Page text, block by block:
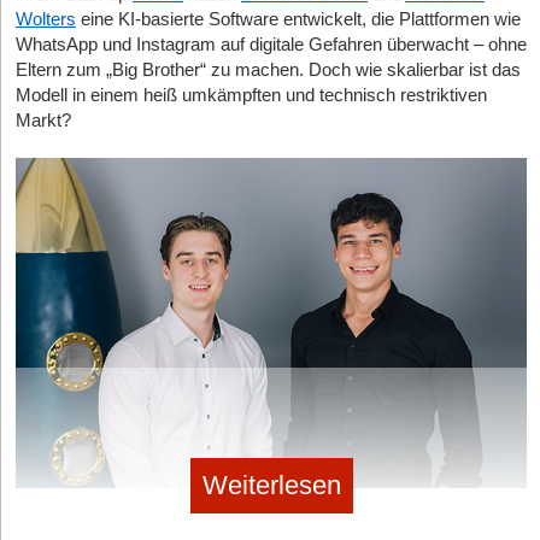
dem Widerstände früh erkannt werden oder erst gar nicht
auftreten”, so der Mitgründer.
Mehr zu cityscaper gibt es kommenden Montag, den 03.04., in
der Höhle der Löwen um 20.15 Uhr auf VOX. Mit von der Partie
sind dann auch Lockcard,
Hat Ihnen der Artikel gefallen?
Dann melden Sie sich kostenlos für unserenNewsletter
exklusive Inhalte zu erhalten.
eintragen
Wolters eine KI-basierte Software entwickelt, die Plattformen wie
WhatsApp und Instagram auf digitale Gefahren überwacht – ohne
Eltern zum „Big Brother“ zu machen. Doch wie skalierbar ist das
Modell in einem heiß umkämpften und technisch restriktiven
Markt?
Helmit-Gründer Leonardo Benini und Alexander Wolters © Helmit
Weiterlesen